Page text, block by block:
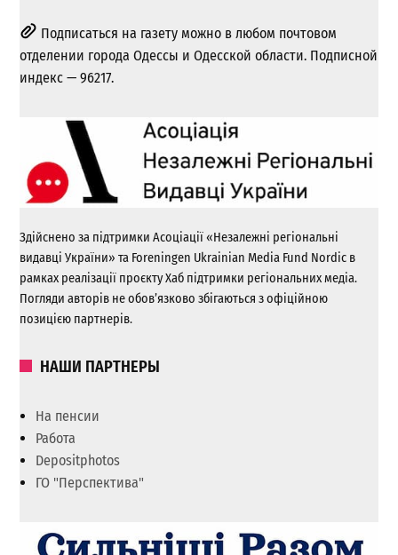
Подписаться на газету можно в любом почтовом
отделении города Одессы и Одесской области. Подписной
индекс — 96217.
Здійснено за підтримки Асоціації «Незалежні регіональні
видавці України» та Foreningen Ukrainian Media Fund Nordic в
рамках реалізації проєкту Хаб підтримки регіональних медіа.
Погляди авторів не обов’язково збігаються з офіційною
позицією партнерів.
НАШИ ПАРТНЕРЫ
На пенсии
Работа
Depositphotos
ГО "Перспектива"